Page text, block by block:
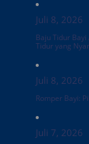
Juli 8, 2026
Baju Tidur
Tidur yang
Juli 8, 2026
Romper Bayi:
Juli 7, 2026